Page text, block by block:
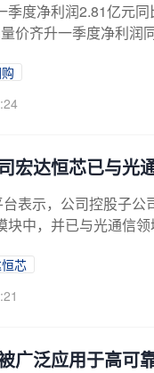
季度净利润2.81亿元
价齐升一季度净利润
宏达恒芯已与光
表示，公司控股子
块中，并已与光通信
芯
广泛应用于高可